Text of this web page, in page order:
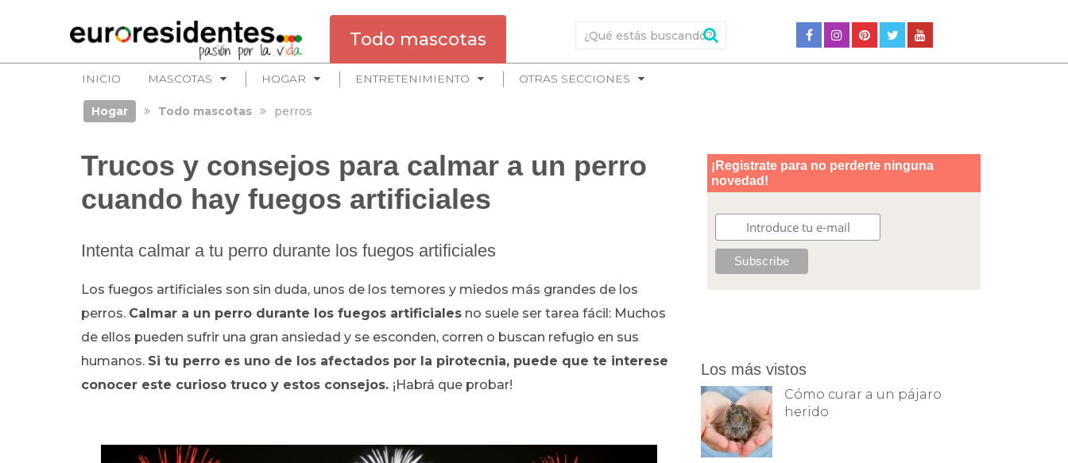
Todo mascotas
INICIO MASCOTAS HOGAR ENTRETENIMIENTO OTRAS SECCIONES
Hogar Todo mascotas perros
Trucos y consejos para calmar a un perro
cuando hay fuegos artificiales
Intenta calmar a tu perro durante los fuegos artificiales
Los fuegos artificiales son sin duda, unos de los temores y miedos más grandes de los
perros. Calmar a un perro durante los fuegos artificiales no suele ser tarea fácil: Muchos
de ellos pueden sufrir una gran ansiedad y se esconden, corren o buscan refugio en sus
humanos. Si tu perro es uno de los afectados por la pirotecnia, puede que te interese
conocer este curioso truco y estos consejos. ¡Habrá que probar!
Los más vistos
Cómo curar a un pájaro
herido